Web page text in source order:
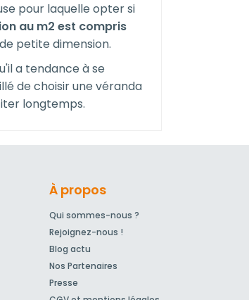
pour laquelle opter si
au m2 est compris
petite dimension.
a tendance à se
de choisir une véranda
longtemps.
À propos
Qui sommes-nous ?
Rejoignez-nous !
Blog actu
Nos Partenaires
Presse